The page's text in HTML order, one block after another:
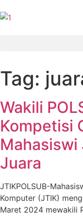
Tag:
Wakili
Kompetisi
Mahasiswi
Juara
JTIKPOLSUB-
Komputer (JTIK)
Maret 2024 mewakili